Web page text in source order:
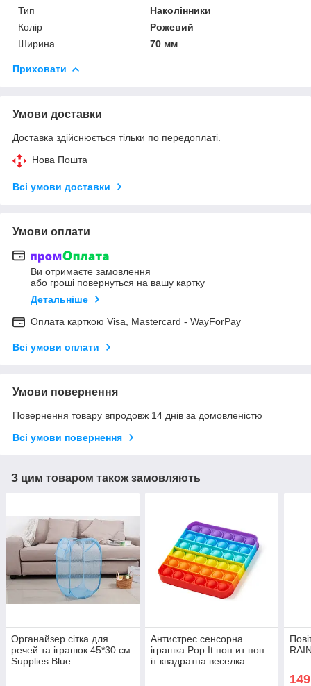
Тип
Наколінники
Колір
Рожевий
Ширина
70 мм
Приховати
Умови доставки
Доставка здійснюється тільки по передоплаті.
Нова Пошта
Всі умови доставки
Умови оплати
Ви отримаєте замовлення
або гроші повернуться на вашу картку
Детальніше
Оплата карткою Visa, Mastercard - WayForPay
Всі умови оплати
Умови повернення
Повернення товару впродовж 14 днів за домовленістю
Всі умови повернення
З цим товаром також замовляють
Органайзер сітка для
речей та іграшок 45*30 см
Supplies Blue
Антистрес сенсорна
іграшка Pop It поп ит поп
іт квадратна веселка
149